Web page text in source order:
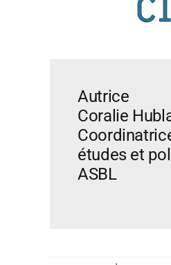
Autrice
Coralie
études et
ASBL